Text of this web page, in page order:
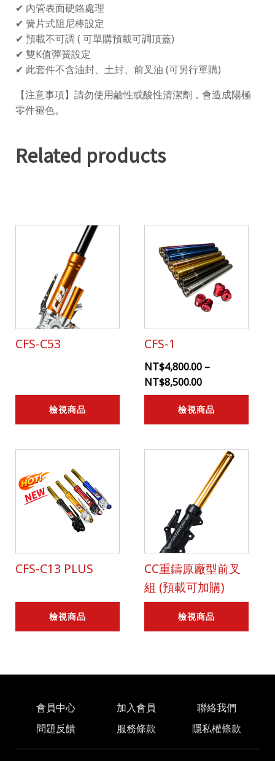
✔ 內管表面硬鉻處理
✔ 簧片式阻尼棒設定
✔ 預載不可調 ( 可單購預載可調頂蓋)
✔ 雙K值彈簧設定
✔ 此套件不含油封、土封、前叉油 (可另行單購)
【注意事項】請勿使用鹼性或酸性清潔劑，會造成陽極
零件褪色。
Related products
CFS-C53
檢視商品
CFS-1
NT$4,800.00 –
NT$8,500.00
檢視商品
CFS-C13 PLUS
檢視商品
CC重鑄原廠型前叉
組 (預載可加購)
檢視商品
會員中心 加入會員
聯絡我們
問題反饋
服務條款 隱私權條款